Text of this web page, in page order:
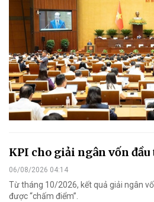
KPI cho giải ngân vốn đầu
06/08/2026 04:14
Từ tháng 10/2026, kết quả giải ngân
được “chấm điểm”.